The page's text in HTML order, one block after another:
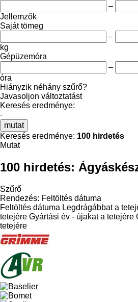
–
Jellemzők
Saját tömeg
–
kg
Gépüzemóra
–
óra
Hiányzik néhány szűrő?
Javasoljon változtatást
Keresés eredménye:
-
mutat
Keresés eredménye: 100 hirdetés
Mutat
100 hirdetés:
Szűrő
Rendezés: Feltöltés dátuma
Feltöltés dátuma Legdrágábbat a
tetejére Gyártási év - újakat a tetejére
tetejére